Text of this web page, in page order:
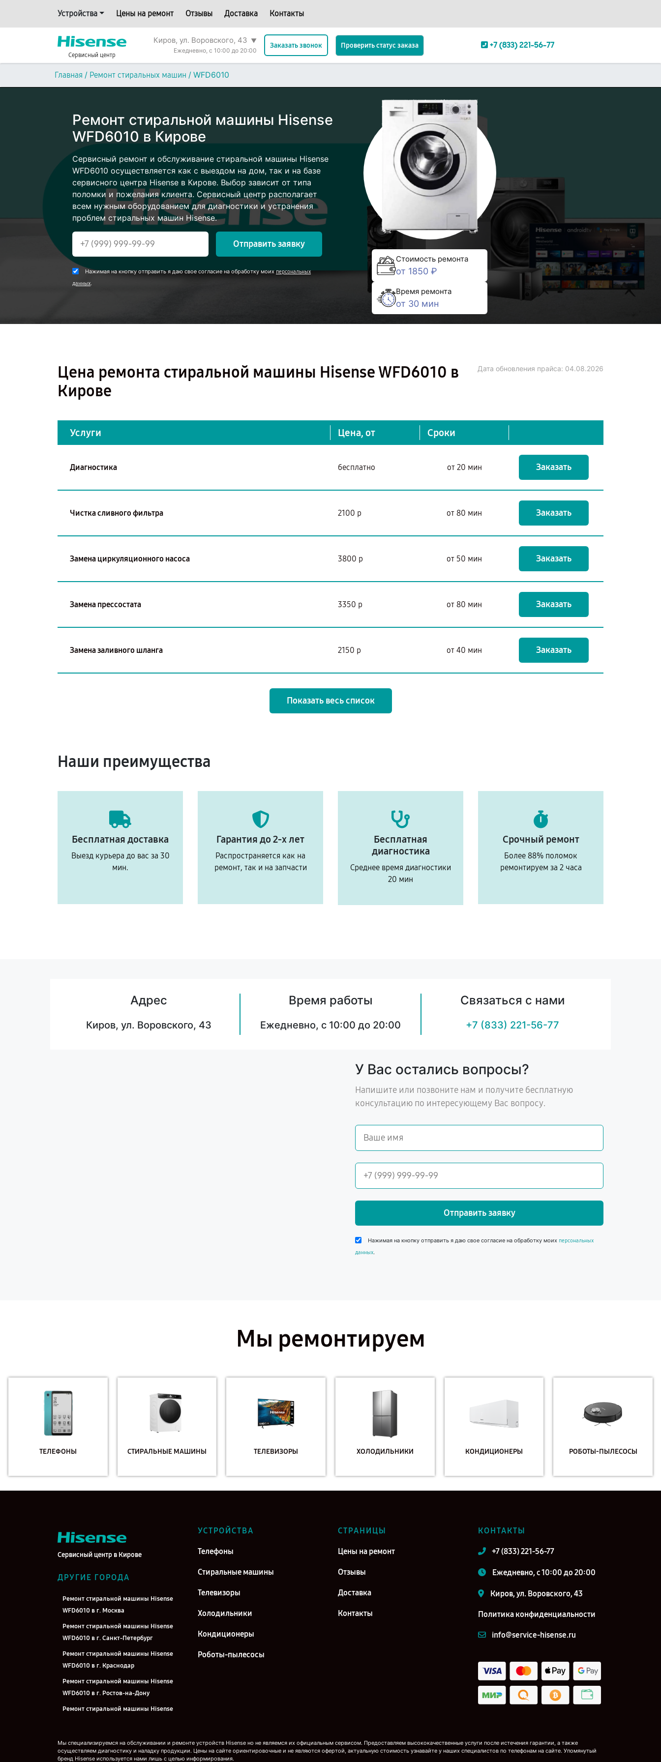
Устройства Цены на ремонт Отзывы Доставка Контакты
Сервисный центр
Киров, ул. Воровского, 43 ▼
Ежедневно, с 10:00 до 20:00
Заказать звонок Проверить статус заказа +7 (833) 221-56-77
Главная / Ремонт стиральных машин / WFD6010
Ремонт стиральной машины Hisense
WFD6010 в Кирове
Сервисный ремонт и обслуживание стиральной машины Hisense
WFD6010 осуществляется как с выездом на дом, так и на базе
сервисного центра Hisense в Кирове. Выбор зависит от типа
поломки и пожелания клиента. Сервисный центр располагает
всем нужным оборудованием для диагностики и устранения
проблем стиральных машин Hisense.
Отправить заявку
Нажимая на кнопку отправить я даю свое согласие на обработку моихперсональных
данных.
Стоимость ремонта
от 1850 ₽
Время ремонта
от 30 мин
Цена ремонта стиральной машины Hisense WFD6010 в
Кирове
Дата обновления прайса: 04.08.2026
Услуги Цена, от Сроки
Диагностика бесплатно от 20 мин Заказать
Чистка сливного фильтра 2100 р от 80 мин Заказать
Замена циркуляционного насоса 3800 р от 50 мин Заказать
Замена прессостата 3350 р от 80 мин Заказать
Замена заливного шланга 2150 р от 40 мин Заказать
Показать весь список
Наши преимущества
Бесплатная доставка
Выезд курьера до вас за 30
мин.
Гарантия до 2-х лет
Распространяется как на
ремонт, так и на запчасти
Бесплатная
диагностика
Среднее время диагностики
20 мин
Срочный ремонт
Более 88% поломок
ремонтируем за 2 часа
Адрес
Киров, ул. Воровского, 43
Время работы
Ежедневно, с 10:00 до 20:00
Связаться с нами
+7 (833) 221-56-77
У Вас остались вопросы?
Напишите или позвоните нам и получите бесплатную
консультацию по интересующему Вас вопросу.
Отправить заявку
Нажимая на кнопку отправить я даю свое согласие на обработку моих персональных
данных.
Мы ремонтируем
ТЕЛЕФОНЫ СТИРАЛЬНЫЕ МАШИНЫ ТЕЛЕВИЗОРЫ ХОЛОДИЛЬНИКИ КОНДИЦИОНЕРЫ РОБОТЫ-ПЫЛЕСОСЫ
Сервисный центр в Кирове
ДРУГИЕ ГОРОДА
Ремонт стиральной машины Hisense
WFD6010 в г. Москва
Ремонт стиральной машины Hisense
WFD6010 в г. Санкт-Петербург
Ремонт стиральной машины Hisense
WFD6010 в г. Краснодар
Ремонт стиральной машины Hisense
WFD6010 в г. Ростов-на-Дону
Ремонт стиральной машины Hisense
WFD6010 в г. Новосибирск
УСТРОЙСТВА
Телефоны
Стиральные машины
Телевизоры
Холодильники
Кондиционеры
Роботы-пылесосы
СТРАНИЦЫ
Цены на ремонт
Отзывы
Доставка
Контакты
КОНТАКТЫ
+7 (833) 221-56-77
Ежедневно, с 10:00 до 20:00
Киров, ул. Воровского, 43
Политика конфиденциальности
info@service-hisense.ru
Мы специализируемся на обслуживании и ремонте устройств Hisense но не являемся их официальным сервисом. Предоставляем высококачественные услуги после истечения гарантии, а также
осуществляем диагностику и наладку продукции. Цены на сайте ориентировочные и не являются офертой, актуальную стоимость узнавайте у наших специалистов по телефонам на сайте. Упомянутый
бренд Hisense используется нами лишь с целью информирования.